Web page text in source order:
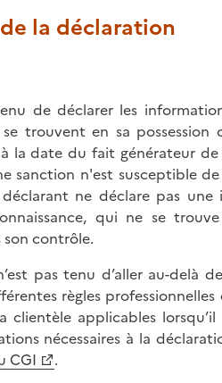
la déclaration
de déclarer les
se trouvent en sa
la date du fait générateur
sanction n'est susceptible de
ne déclare pas une
qui ne se
son contrôle.
pas tenu d’aller au-delà
règles professionnelles
clientèle applicables
nécessaires à la
CGI
.